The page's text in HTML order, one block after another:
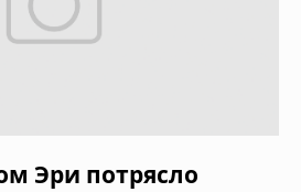
Эри потрясло